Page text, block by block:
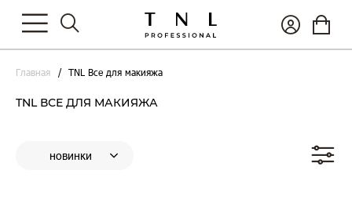
Главная TNL Все для макияжа
TNL ВСЕ ДЛЯ МАКИЯЖА